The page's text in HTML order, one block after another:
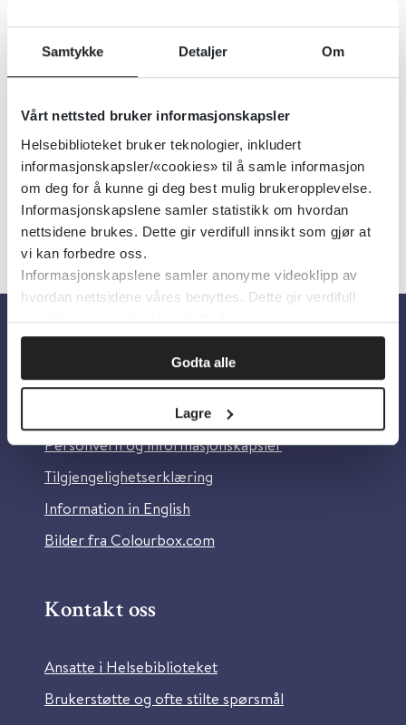
Samtykke Detaljer Om
Vårt nettsted bruker informasjonskapsler
Helsebiblioteket bruker teknologier, inkludert
informasjonskapsler/«cookies» til å samle informasjon
om deg for å kunne gi deg best mulig brukeropplevelse.
Informasjonskapslene samler statistikk om hvordan
nettsidene brukes. Dette gir verdifull innsikt som gjør at
vi kan forbedre oss.
Informasjonskapslene samler anonyme videoklipp av
hvordan nettsidene våres benyttes. Dette gir verdifull
innsikt som gjør at vi kan forbedre oss.
Godta alle
Lagre
Kvinner, Angst, Kjønn og seksualitet
Dokumenttype:Oppsummert forskning
Utgiver: Cochrane Library
Språk:Engelsk
Om Helsebiblioteket
Personvern og informasjonskapsler
Tilgjengelighetserklæring
Information in English
Bilder fra Colourbox.com
Kontakt oss
Ansatte i Helsebiblioteket
Brukerstøtte og ofte stilte spørsmål